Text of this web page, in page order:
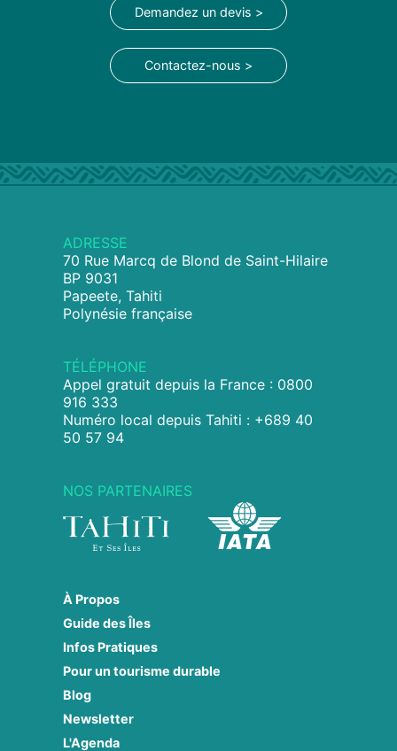
Demandez un devis >
Contactez-nous >
ADRESSE
70 Rue Marcq de Blond de Saint-Hilaire
BP 9031
Papeete, Tahiti
Polynésie française
TÉLÉPHONE
Appel gratuit depuis la France : 0800
916 333
Numéro local depuis Tahiti : +689 40
50 57 94
NOS PARTENAIRES
À Propos
Guide des Îles
Infos Pratiques
Pour un tourisme durable
Blog
Newsletter
L'Agenda